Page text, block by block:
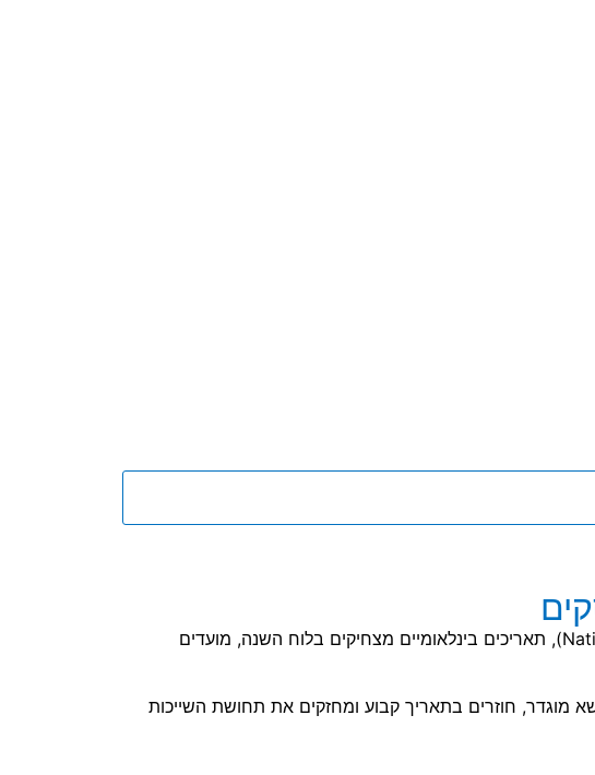
בלוג בנושא ימים מיוחדים בשנה (National Days), תאריכים בינלאומיים מצחיקים בלוח השנה, מועדים
מוגדר, חוזרים בתאריך קבוע ומחזקים את תחושת השייכות